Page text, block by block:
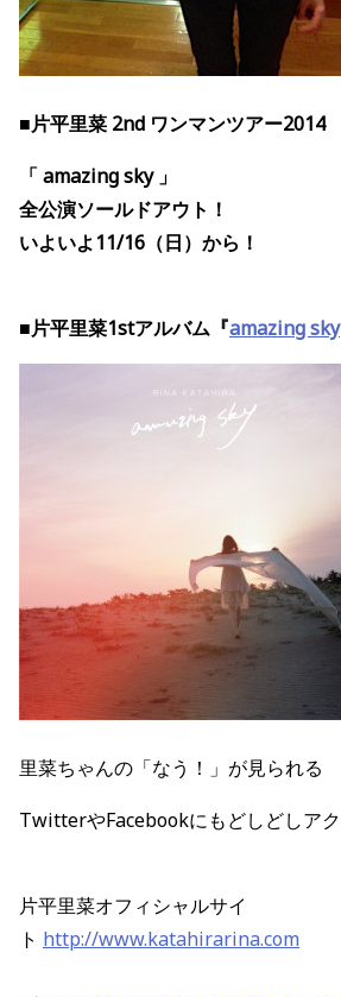
■片平里菜 2nd ワンマンツアー2014
「 amazing sky 」
全公演ソールドアウト！
いよいよ11/16（日）から！
■片平里菜1stアルバム『amazing sky
里菜ちゃんの「なう！」が見られる
TwitterやFacebookにもどしどしア
片平里菜オフィシャルサイ
ト http://www.katahirarina.com